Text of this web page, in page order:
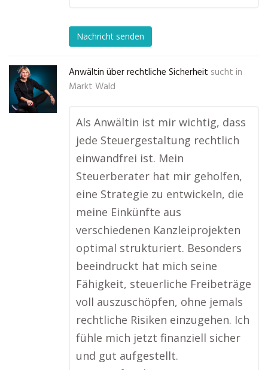
Nachricht senden
Anwältin über rechtliche Sicherheit sucht in
Markt Wald
Als Anwältin ist mir wichtig, dass
jede Steuergestaltung rechtlich
einwandfrei ist. Mein
Steuerberater hat mir geholfen,
eine Strategie zu entwickeln, die
meine Einkünfte aus
verschiedenen Kanzleiprojekten
optimal strukturiert. Besonders
beeindruckt hat mich seine
Fähigkeit, steuerliche Freibeträge
voll auszuschöpfen, ohne jemals
rechtliche Risiken einzugehen. Ich
fühle mich jetzt finanziell sicher
und gut aufgestellt.